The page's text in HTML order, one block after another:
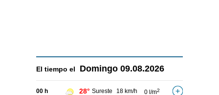
El tiempo el Domingo 09.08.2026
00 h 28° Sureste 18 km/h 0 l/m2